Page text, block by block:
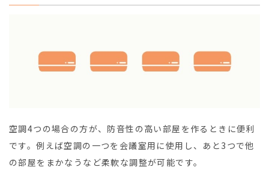
空調4つの場合の方が、防音性の高い部屋を作るときに便利
です。例えば空調の一つを会議室用に使用し、あと3つで他
の部屋をまかなうなど柔軟な調整が可能です。